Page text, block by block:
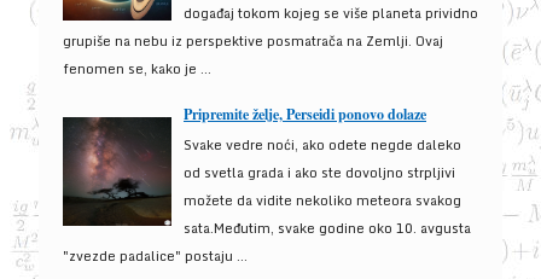
događaj tokom kojeg se više planeta prividno
grupiše na nebu iz perspektive posmatrača na Zemlji. Ovaj
fenomen se, kako je ...
Pripremite želje, Perseidi ponovo dolaze
Svake vedre noći, ako odete negde daleko
od svetla grada i ako ste dovoljno strpljivi
možete da vidite nekoliko meteora svakog
sata.Međutim, svake godine oko 10. avgusta
"zvezde padalice" postaju ...